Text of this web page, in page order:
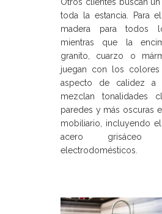
toda la estancia. Para
madera para todos
mientras que la
granito, cuarzo o
juegan con los
aspecto de calidez a
mezclan tonalidades
paredes y más oscuras
mobiliario, incluyendo
acero
electrodomésticos.